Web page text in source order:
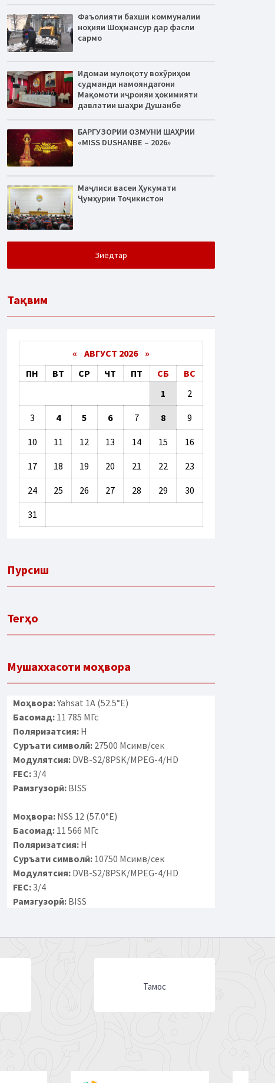
Фаъолияти бахши коммуналии
ноҳияи Шоҳмансур дар фасли
сармо
Идомаи мулоқоту вохӯриҳои
судманди намояндагони
Мақомоти иҷроияи ҳокимияти
давлатии шаҳри Душанбе
БАРГУЗОРИИ ОЗМУНИ ШАҲРИИ
«MISS DUSHANBE – 2026»
Маҷлиси васеи Ҳукумати
Ҷумҳурии Тоҷикистон
Зиёдтар
Тақвим
« АВГУСТ 2026 »
ПН
ВТ СР ЧТ ПТ СБ
ВС
1
2
3 4 5 6 7 8 9
10 11 12 13 14 15 16
17 18 19 20 21 22 23
24 25 26 27 28 29 30
31
Пурсиш
Тегҳо
Мушаххасоти моҳвора
Моҳвора:Yahsat 1A (52.5°E)
Басомад:11 785 МГс
Поляризатсия:H
Суръати символӣ:27500 Мсимв/сек
Модулятсия:DVB-S2/8PSK/MPEG-4/HD
FEC:3/4
Рамзгузорӣ:BISS
Моҳвора:NSS 12 (57.0°E)
Басомад:11 566 МГс
Поляризатсия:H
Суръати символӣ:10750 Мсимв/сек
Модулятсия:DVB-S2/8PSK/MPEG-4/HD
FEC:3/4
Рамзгузорӣ:BISS
Тамос